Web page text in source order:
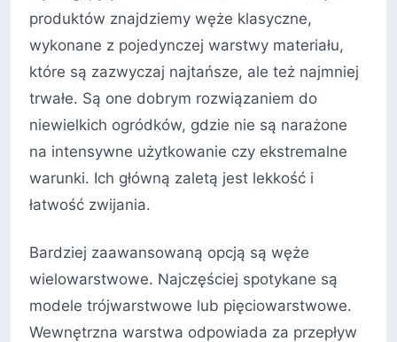
produktów znajdziemy węże klasyczne,
wykonane z pojedynczej warstwy materiału,
które są zazwyczaj najtańsze, ale też najmniej
trwałe. Są one dobrym rozwiązaniem do
niewielkich ogródków, gdzie nie są narażone
na intensywne użytkowanie czy ekstremalne
warunki. Ich główną zaletą jest lekkość i
łatwość zwijania.
Bardziej zaawansowaną opcją są węże
wielowarstwowe. Najczęściej spotykane są
modele trójwarstwowe lub pięciowarstwowe.
Wewnętrzna warstwa odpowiada za przepływ